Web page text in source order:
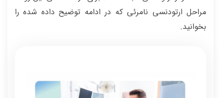
مراحل ارتودنسی نامرئی که در ادامه توضیح داده شده را
بخوانید.